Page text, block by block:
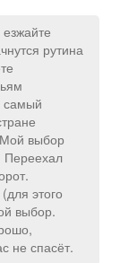
рутина
самый
выбор
Переехал
этого
выбор.
не спасёт.